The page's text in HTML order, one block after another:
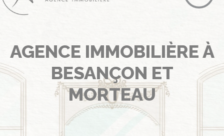
AGENCE IMMOBILIÈRE À
BESANÇON ET
MORTEAU